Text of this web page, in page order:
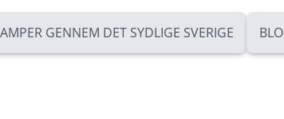
GENNEM DET SYDLIGE SVERIGE